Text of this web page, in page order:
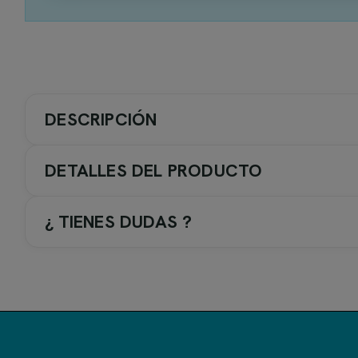
DESCRIPCIÓN
DETALLES DEL PRODUCTO
¿ TIENES DUDAS ?